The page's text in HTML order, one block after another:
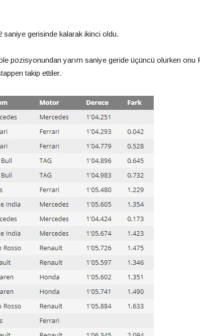
saniye gerisinde kalarak ikinci oldu.
pozisyonundan yarım saniye geride üçüncü olurken onu
takip ettiler.